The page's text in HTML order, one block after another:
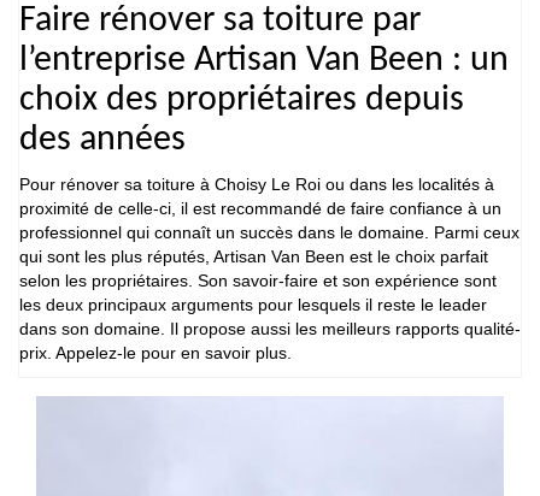
Faire rénover sa toiture par
l’entreprise Artisan Van Been : un
choix des propriétaires depuis
des années
Pour rénover sa toiture à Choisy Le Roi ou dans les localités à
proximité de celle-ci, il est recommandé de faire confiance à un
professionnel qui connaît un succès dans le domaine. Parmi ceux
qui sont les plus réputés, Artisan Van Been est le choix parfait
selon les propriétaires. Son savoir-faire et son expérience sont
les deux principaux arguments pour lesquels il reste le leader
dans son domaine. Il propose aussi les meilleurs rapports qualité-
prix. Appelez-le pour en savoir plus.